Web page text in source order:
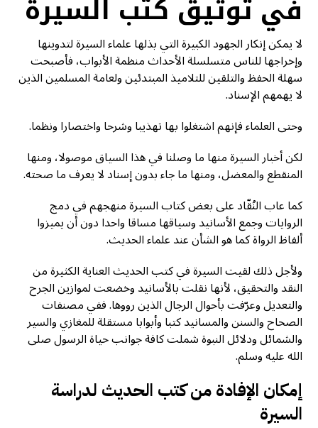
في توثيق كتب السيرة
لا يمكن إنكار الجهود الكبيرة التي بذلها علماء السيرة لتدوينها
وإخراجها للناس متسلسلة الأحداث منظمة الأبواب، فأصبحت
سهلة الحفظ والتلقين للتلاميذ المبتدئين ولعامة المسلمين الذين
لا يهمهم الإسناد.
وحتى العلماء فإنهم اشتغلوا بها تهذيبا وشرحا واختصارا ونظما.
لكن أخبار السيرة منها ما وصلنا في هذا السياق موصولا، ومنها
المنقطع والمعضل، ومنها ما جاء بدون إسناد لا يعرف ما صحته.
كما عاب النُقّاد على بعض كتاب السيرة منهجهم في دمج
الروايات وجمع الأسانيد وسياقها مساقا واحدا دون أن يميزوا
ألفاظ الرواة كما هو الشأن عند علماء الحديث.
ولأجل ذلك لقيت السيرة في كتب الحديث العناية الكثيرة من
النقد والتحقيق، لأنها نقلت بالأسانيد وخضعت لموازين الجرح
والتعديل وعرّفت بأحوال الرجال الذين رووها. ففي مصنفات
الصحاح والسنن والمسانيد كتبا وأبوابا مستقلة للمغازي والسير
والشمائل ودلائل النبوة شملت كافة جوانب حياة الرسول صلى
الله عليه وسلم.
إمكان الإفادة من كتب الحديث لدراسة
السيرة